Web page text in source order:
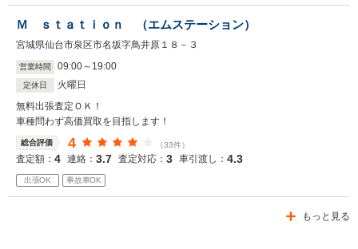
Ｍ ｓｔａｔｉｏｎ （エムステーション）
宮城県仙台市泉区市名坂字鳥井原１８－３
営業時間 09:00～ 19:00
定休日
火曜日
無料出張査定ＯＫ！
車種問わず高価買取を目指します！
総合評価 4 （33件）
査定額： 4 連絡： 3.7 査定対応： 3 車引渡し： 4.3
出張OK 事故車OK
もっと見る